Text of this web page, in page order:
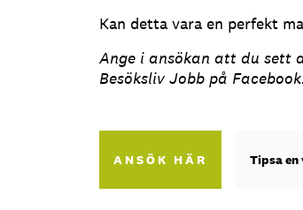
Kan detta vara en perfekt
Ange i ansökan att du sett
Besöksliv Jobb på Facebook.
ANSÖK HÄR Tipsa en